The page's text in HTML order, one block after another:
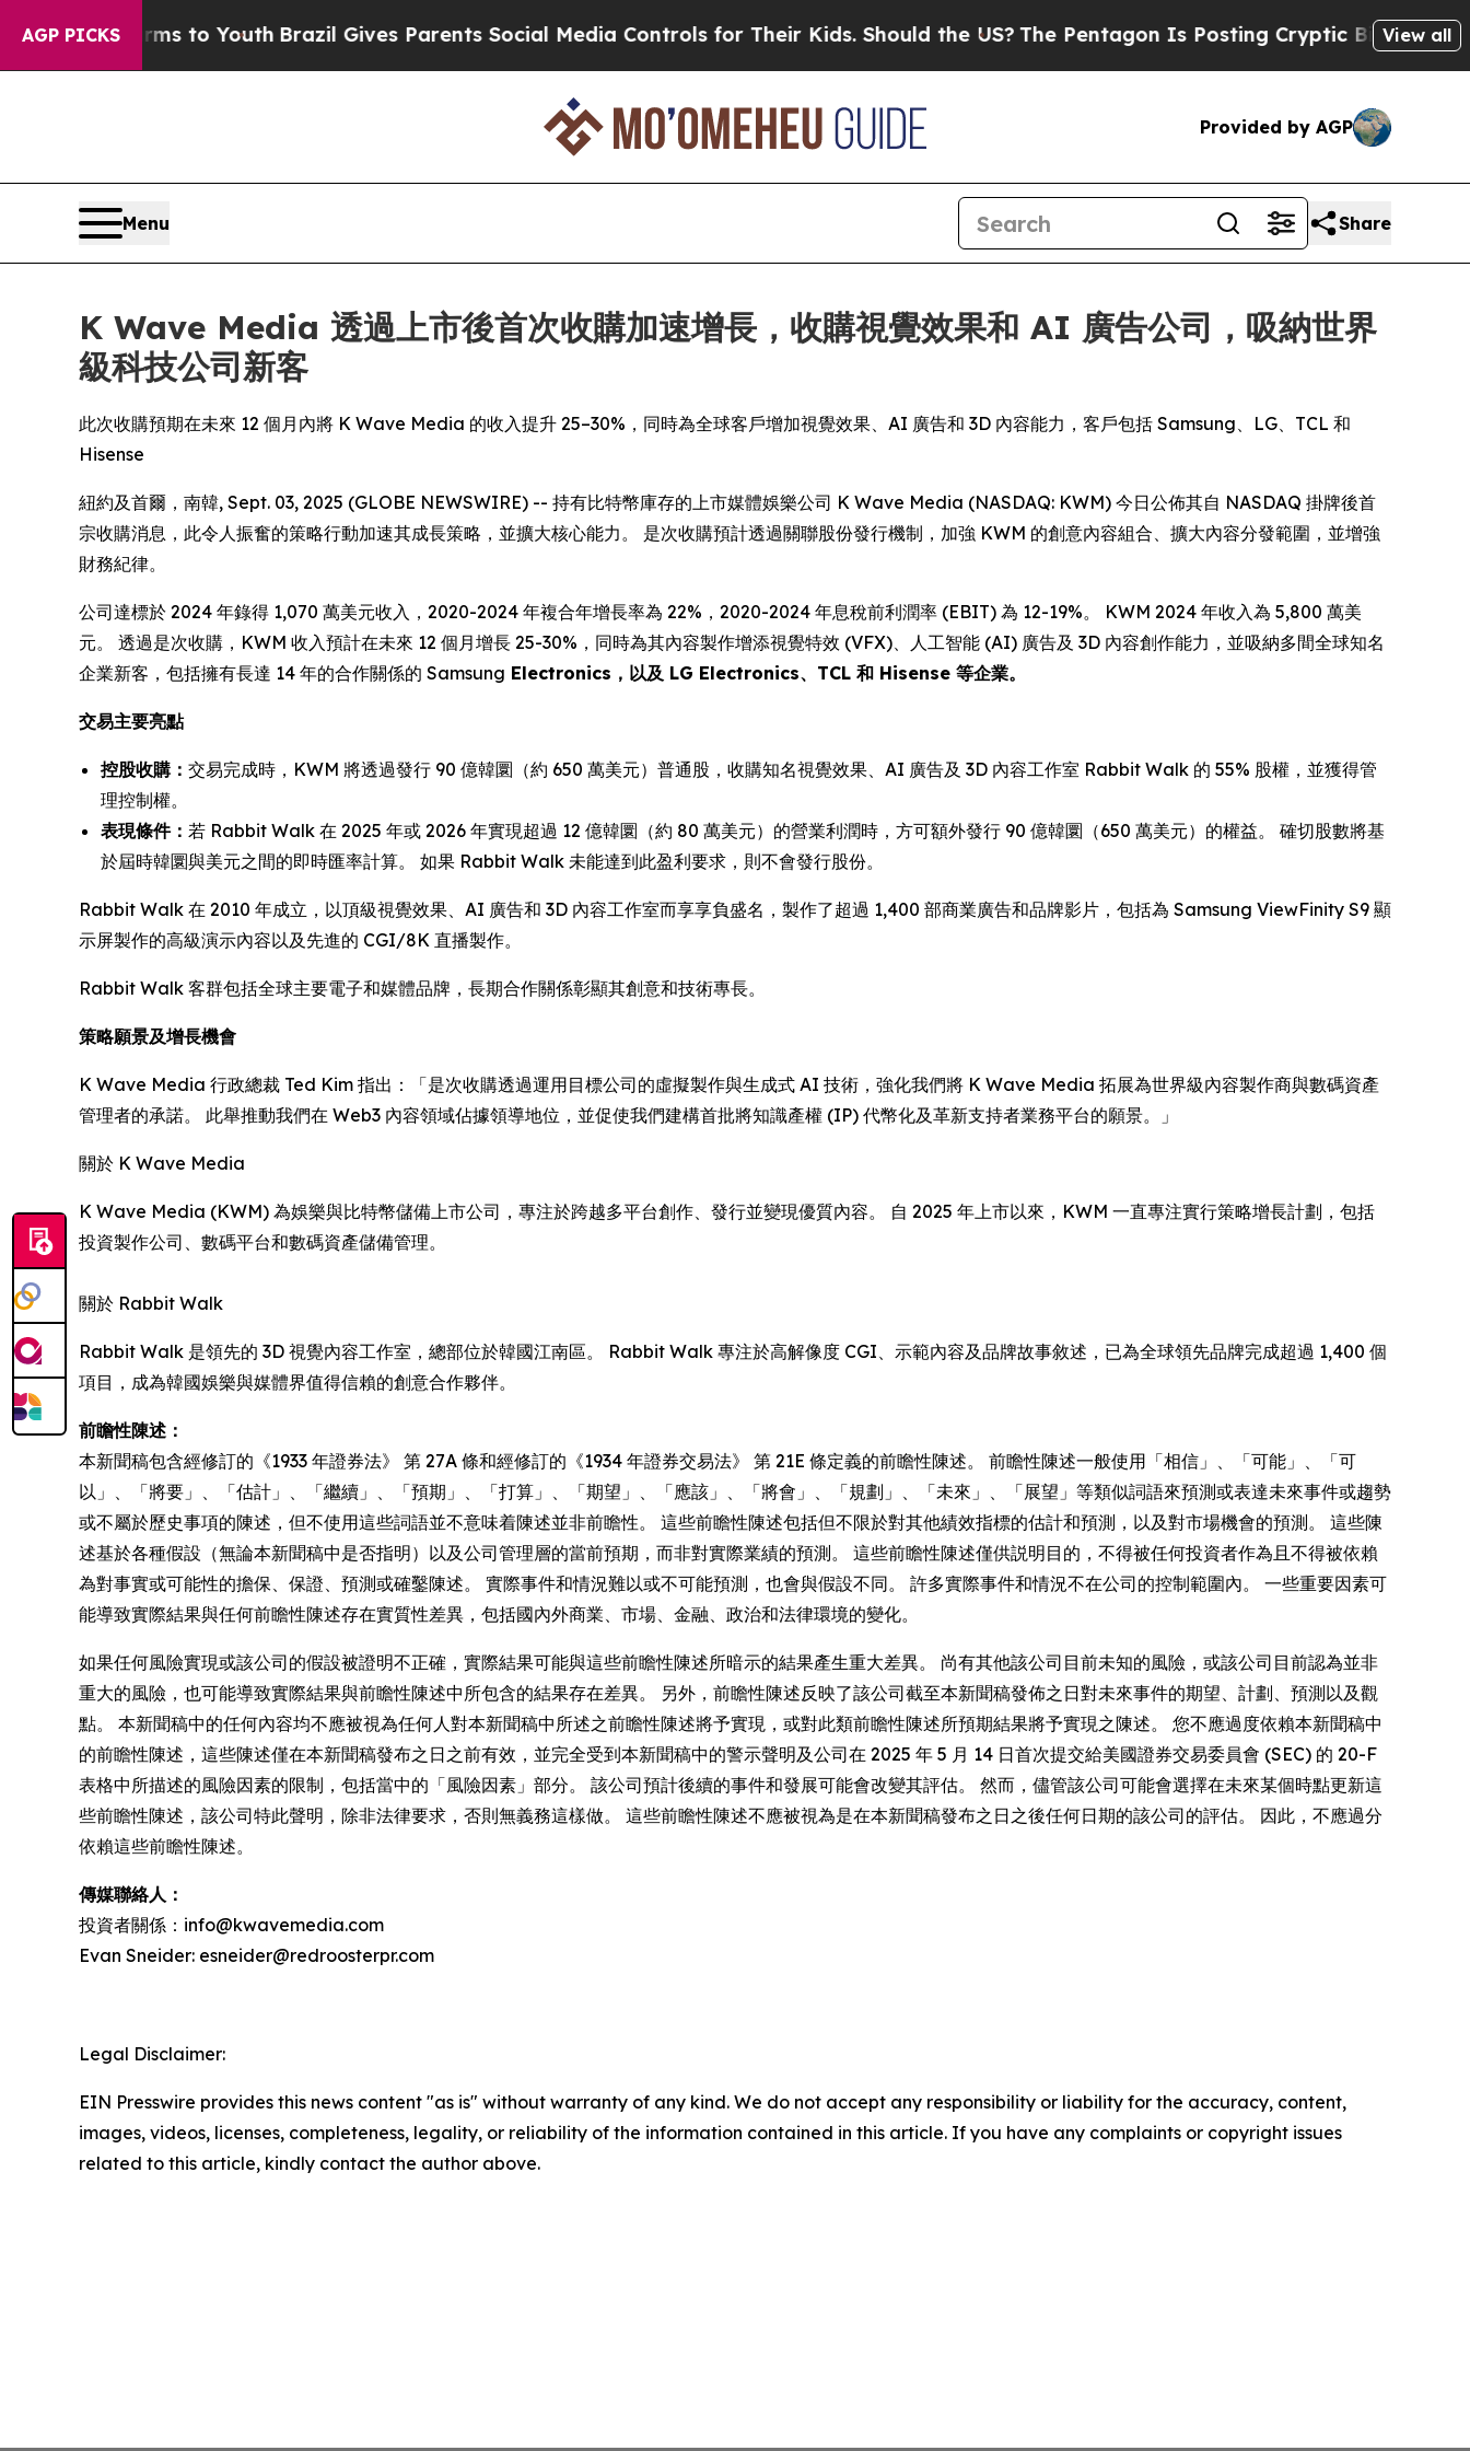
AGP PICKS
Harms to YouthBrazil Gives Parents Social Media Controls for Their Kids. Should the US? The Pentagon Is Posting Cryptic Biblical Messages
View all
Provided by AGP
Menu Share
K Wave Media 透過上市後首次收購加速增長，收購視覺效果和 AI 廣告公司，吸納世界
級科技公司新客
此次收購預期在未來 12 個月內將 K Wave Media 的收入提升 25–30%，同時為全球客戶增加視覺效果、AI 廣告和 3D 內容能力，客戶包括 Samsung、LG、TCL 和
Hisense
紐約及首爾，南韓, Sept. 03, 2025 (GLOBE NEWSWIRE) -- 持有比特幣庫存的上市媒體娛樂公司 K Wave Media (NASDAQ: KWM) 今日公佈其自 NASDAQ 掛牌後首
宗收購消息，此令人振奮的策略行動加速其成長策略，並擴大核心能力。 是次收購預計透過關聯股份發行機制，加強 KWM 的創意內容組合、擴大內容分發範圍，並增強
財務紀律。
公司達標於 2024 年錄得 1,070 萬美元收入，2020-2024 年複合年增長率為 22%，2020-2024 年息稅前利潤率 (EBIT) 為 12-19%。 KWM 2024 年收入為 5,800 萬美
元。 透過是次收購，KWM 收入預計在未來 12 個月增長 25-30%，同時為其內容製作增添視覺特效 (VFX)、人工智能 (AI) 廣告及 3D 內容創作能力，並吸納多間全球知名
企業新客，包括擁有長達 14 年的合作關係的 Samsung Electronics，以及 LG Electronics、TCL 和 Hisense 等企業。
交易主要亮點
控股收購： 交易完成時，KWM 將透過發行 90 億韓圜（約 650 萬美元）普通股，收購知名視覺效果、AI 廣告及 3D 內容工作室 Rabbit Walk 的 55% 股權，並獲得管
理控制權。
表現條件： 若 Rabbit Walk 在 2025 年或 2026 年實現超過 12 億韓圜（約 80 萬美元）的營業利潤時，方可額外發行 90 億韓圜（650 萬美元）的權益。 確切股數將基
於屆時韓圜與美元之間的即時匯率計算。 如果 Rabbit Walk 未能達到此盈利要求，則不會發行股份。
Rabbit Walk 在 2010 年成立，以頂級視覺效果、AI 廣告和 3D 內容工作室而享享負盛名，製作了超過 1,400 部商業廣告和品牌影片，包括為 Samsung ViewFinity S9 顯
示屏製作的高級演示內容以及先進的 CGI/8K 直播製作。
Rabbit Walk 客群包括全球主要電子和媒體品牌，長期合作關係彰顯其創意和技術專長。
策略願景及增長機會
K Wave Media 行政總裁 Ted Kim 指出：「是次收購透過運用目標公司的虛擬製作與生成式 AI 技術，強化我們將 K Wave Media 拓展為世界級內容製作商與數碼資產
管理者的承諾。 此舉推動我們在 Web3 內容領域佔據領導地位，並促使我們建構首批將知識產權 (IP) 代幣化及革新支持者業務平台的願景。」
關於 K Wave Media
K Wave Media (KWM) 為娛樂與比特幣儲備上市公司，專注於跨越多平台創作、發行並變現優質內容。 自 2025 年上市以來，KWM 一直專注實行策略增長計劃，包括
投資製作公司、數碼平台和數碼資產儲備管理。
關於 Rabbit Walk
Rabbit Walk 是領先的 3D 視覺內容工作室，總部位於韓國江南區。 Rabbit Walk 專注於高解像度 CGI、示範內容及品牌故事敘述，已為全球領先品牌完成超過 1,400 個
項目，成為韓國娛樂與媒體界值得信賴的創意合作夥伴。
前瞻性陳述：
本新聞稿包含經修訂的《1933 年證券法》 第 27A 條和經修訂的《1934 年證券交易法》 第 21E 條定義的前瞻性陳述。 前瞻性陳述一般使用「相信」、「可能」、「可
以」、「將要」、「估計」、「繼續」、「預期」、「打算」、「期望」、「應該」、「將會」、「規劃」、「未來」、「展望」等類似詞語來預測或表達未來事件或趨勢
或不屬於歷史事項的陳述，但不使用這些詞語並不意味着陳述並非前瞻性。 這些前瞻性陳述包括但不限於對其他績效指標的估計和預測，以及對市場機會的預測。 這些陳
述基於各種假設（無論本新聞稿中是否指明）以及公司管理層的當前預期，而非對實際業績的預測。 這些前瞻性陳述僅供説明目的，不得被任何投資者作為且不得被依賴
為對事實或可能性的擔保、保證、預測或確鑿陳述。 實際事件和情況難以或不可能預測，也會與假設不同。 許多實際事件和情況不在公司的控制範圍內。 一些重要因素可
能導致實際結果與任何前瞻性陳述存在實質性差異，包括國內外商業、市場、金融、政治和法律環境的變化。
如果任何風險實現或該公司的假設被證明不正確，實際結果可能與這些前瞻性陳述所暗示的結果產生重大差異。 尚有其他該公司目前未知的風險，或該公司目前認為並非
重大的風險，也可能導致實際結果與前瞻性陳述中所包含的結果存在差異。 另外，前瞻性陳述反映了該公司截至本新聞稿發佈之日對未來事件的期望、計劃、預測以及觀
點。 本新聞稿中的任何內容均不應被視為任何人對本新聞稿中所述之前瞻性陳述將予實現，或對此類前瞻性陳述所預期結果將予實現之陳述。 您不應過度依賴本新聞稿中
的前瞻性陳述，這些陳述僅在本新聞稿發布之日之前有效，並完全受到本新聞稿中的警示聲明及公司在 2025 年 5 月 14 日首次提交給美國證券交易委員會 (SEC) 的 20-F
表格中所描述的風險因素的限制，包括當中的「風險因素」部分。 該公司預計後續的事件和發展可能會改變其評估。 然而，儘管該公司可能會選擇在未來某個時點更新這
些前瞻性陳述，該公司特此聲明，除非法律要求，否則無義務這樣做。 這些前瞻性陳述不應被視為是在本新聞稿發布之日之後任何日期的該公司的評估。 因此，不應過分
依賴這些前瞻性陳述。
傳媒聯絡人：
投資者關係：info@kwavemedia.com
Evan Sneider: esneider@redroosterpr.com
Legal Disclaimer:
EIN Presswire provides this news content "as is" without warranty of any kind. We do not accept any responsibility or liability for the accuracy, content,
images, videos, licenses, completeness, legality, or reliability of the information contained in this article. If you have any complaints or copyright issues
related to this article, kindly contact the author above.